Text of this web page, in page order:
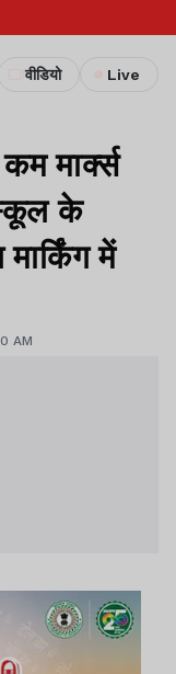
वीडियो Live
मार्क्स
के
में
AM